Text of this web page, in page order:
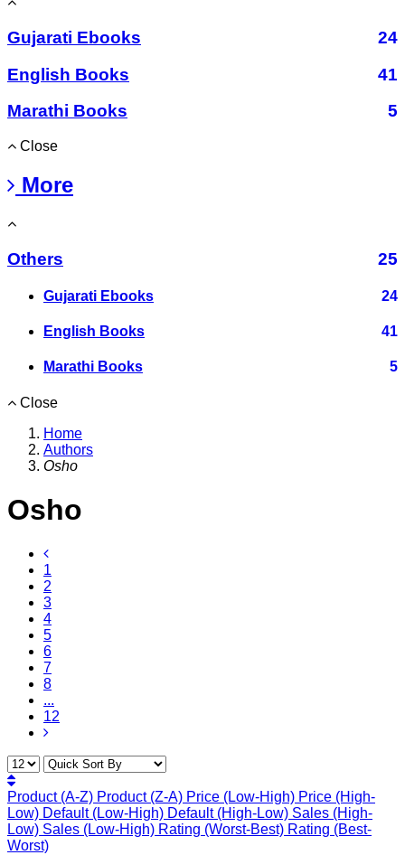
Gujarati Ebooks
24
English Books
41
Marathi Books
5
Close
More
Others 25
Gujarati Ebooks 24
English Books 41
Marathi Books 5
Close
Home
Authors
Osho
Osho
1
2
3
4
5
6
7
8
...
12
Product (A-Z) Product (Z-A) Price (Low-High) Price (High-
Low) Default (Low-High) Default (High-Low) Sales (High-
Low) Sales (Low-High) Rating (Worst-Best) Rating (Best-
Worst)